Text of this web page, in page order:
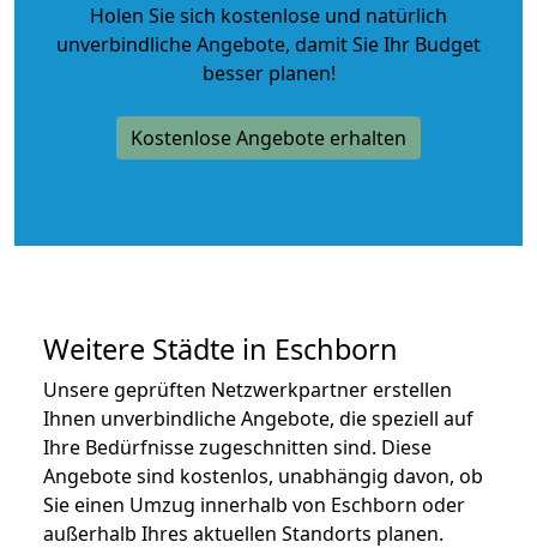
Holen Sie sich kostenlose und natürlich
unverbindliche Angebote, damit Sie Ihr Budget
besser planen!
Kostenlose Angebote erhalten
Weitere Städte in Eschborn
Unsere geprüften Netzwerkpartner erstellen
Ihnen unverbindliche Angebote, die speziell auf
Ihre Bedürfnisse zugeschnitten sind. Diese
Angebote sind kostenlos, unabhängig davon, ob
Sie einen Umzug innerhalb von Eschborn oder
außerhalb Ihres aktuellen Standorts planen.